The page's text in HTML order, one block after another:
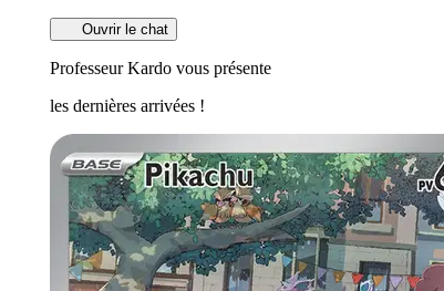
Ouvrir le chat
Professeur Kardo vous présente
les dernières arrivées !